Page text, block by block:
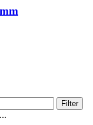
Filter